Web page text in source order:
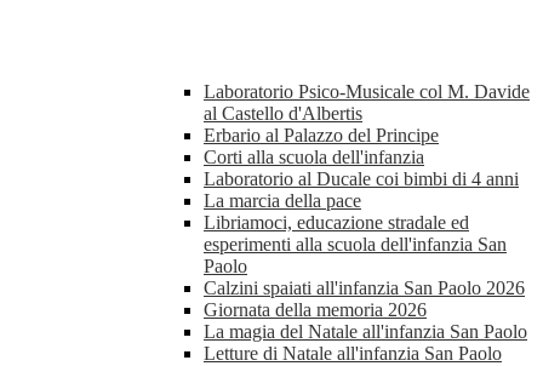
Laboratorio Psico-Musicale col M. Davide
al Castello d'Albertis
Erbario al Palazzo del Principe
Corti alla scuola dell'infanzia
Laboratorio al Ducale coi bimbi di 4 anni
La marcia della pace
Libriamoci, educazione stradale ed
esperimenti alla scuola dell'infanzia San
Paolo
Calzini spaiati all'infanzia San Paolo 2026
Giornata della memoria 2026
La magia del Natale all'infanzia San Paolo
Letture di Natale all'infanzia San Paolo